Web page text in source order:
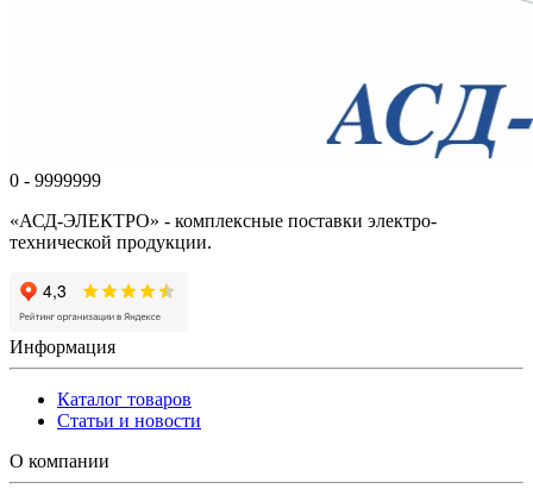
0 - 9999999
«АСД-ЭЛЕКТРО» - комплексные поставки электро-
технической продукции.
Информация
Каталог товаров
Статьи и новости
О компании